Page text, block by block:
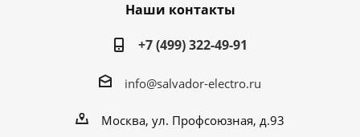
Наши контакты
+7 (499) 322-49-91
info@salvador-electro.ru
Москва, ул. Профсоюзная, д.93